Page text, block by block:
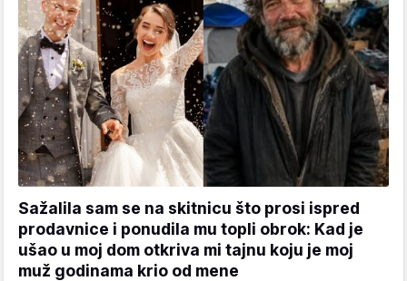
Sažalila sam se na skitnicu što prosi ispred
prodavnice i ponudila mu topli obrok: Kad je
ušao u moj dom otkriva mi tajnu koju je moj
muž godinama krio od mene